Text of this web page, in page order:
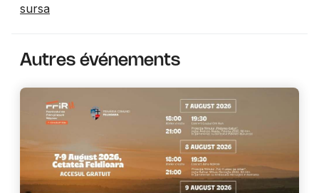
sursa
Autres événements